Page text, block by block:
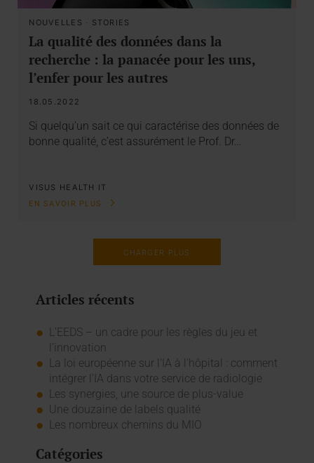
NOUVELLES · STORIES
La qualité des données dans la
recherche : la panacée pour les uns,
l’enfer pour les autres
18.05.2022
Si quelqu’un sait ce qui caractérise des données de
bonne qualité, c’est assurément le Prof. Dr…
VISUS HEALTH IT
EN SAVOIR PLUS
CHARGER PLUS
Articles récents
L’EEDS – un cadre pour les règles du jeu et
l’innovation
La loi européenne sur l'IA à l'hôpital : comment
intégrer l'IA dans votre service de radiologie
Les synergies, une source de plus-value
Une douzaine de labels qualité
Les nombreux chemins du MIO
Catégories